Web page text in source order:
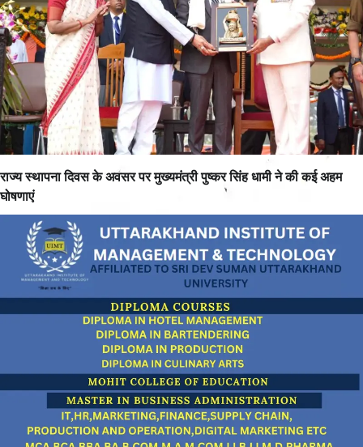
राज्य स्थापना दिवस के अवसर पर मुख्यमंत्री पुष्कर सिंह धामी ने की कई अहम
घोषणाएं